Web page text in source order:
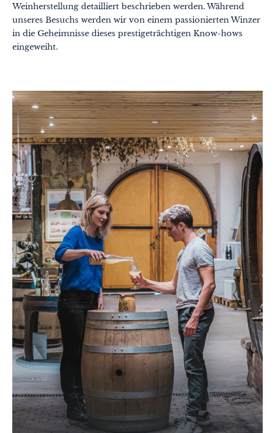
Weinherstellung detailliert beschrieben werden. Während
unseres Besuchs werden wir von einem passionierten Winzer
in die Geheimnisse dieses prestigeträchtigen Know-hows
eingeweiht.